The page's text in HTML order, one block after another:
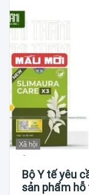
Xã hội
Bộ Y tế yêu
sản phẩm hỗ